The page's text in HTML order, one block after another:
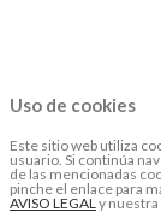
Uso de cookies
Este sitio web utiliza
usuario. Si continúa
de las mencionadas
pinche el enlace para
AVISO LEGALy nuestra